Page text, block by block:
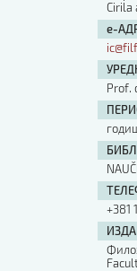
Cirila
е-
Prof.
+381